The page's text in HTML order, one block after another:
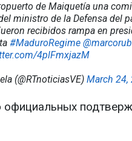
de Maiquetía una
ministro de la Defensa del
recibidos rampa en
#MaduroRegime
4plFmxjazM
(@RTnoticiasVE) March 24,
официальных